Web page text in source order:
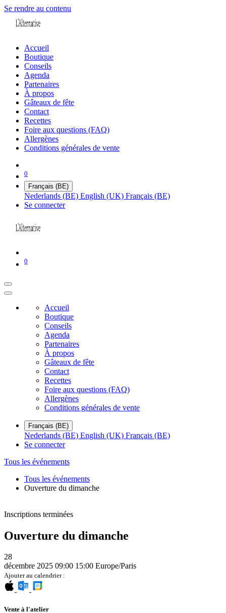
Se rendre au contenu
Accueil
Boutique
Conseils
Agenda
Partenaires
À propos
Gâteaux de fête
Contact
Recettes
Foire aux questions (FAQ)
Allergènes
Conditions générales de vente
0
Français (BE)
Nederlands (BE) English (UK) Français (BE)
Se connecter
0
Accueil
Boutique
Conseils
Agenda
Partenaires
À propos
Gâteaux de fête
Contact
Recettes
Foire aux questions (FAQ)
Allergènes
Conditions générales de vente
Français (BE)
Nederlands (BE) English (UK) Français (BE)
Se connecter
Tous les événements
Tous les événements
Ouverture du dimanche
Inscriptions terminées
Ouverture du dimanche
28
décembre 2025 09:00 15:00 Europe/Paris
Ajouter au calendrier :
Vente à l'atelier